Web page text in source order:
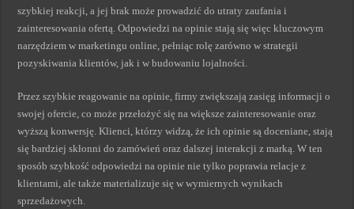
szybkiej reakcji, a jej brak może prowadzić do utraty zaufania i
zainteresowania ofertą. Odpowiedzi na opinie stają się więc kluczowym
narzędziem w marketingu online, pełniąc rolę zarówno w strategii
pozyskiwania klientów, jak i w budowaniu lojalności.
Przez szybkie reagowanie na opinie, firmy zwiększają zasięg informacji o
swojej ofercie, co może przełożyć się na większe zainteresowanie oraz
wyższą konwersję. Klienci, którzy widzą, że ich opinie są doceniane, stają
się bardziej skłonni do zamówień oraz dalszej interakcji z marką. W ten
sposób szybkość odpowiedzi na opinie nie tylko poprawia relacje z
klientami, ale także materializuje się w wymiernych wynikach
sprzedażowych.